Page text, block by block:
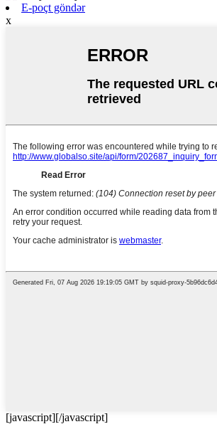
E-poçt göndər
x
[javascript][/javascript]